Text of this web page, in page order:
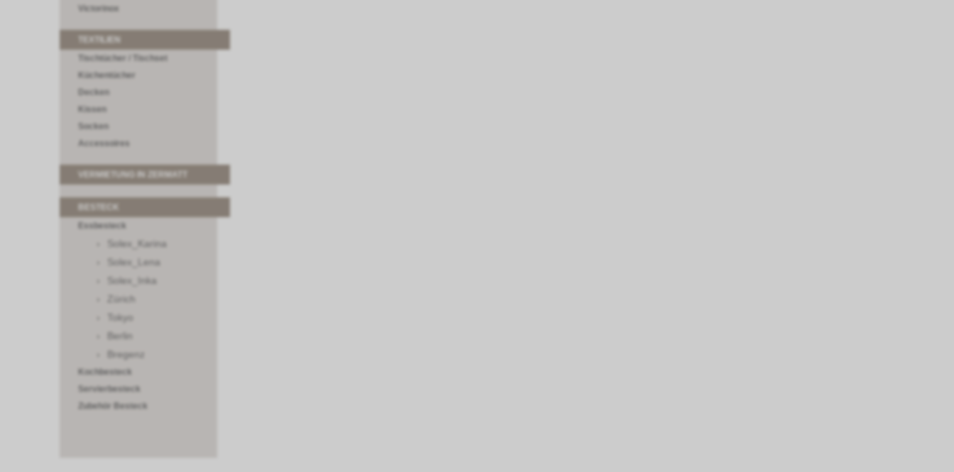
Victorinox
Tischtücher / Tischset
Küchentücher
Decken
Kissen
Socken
Accessoires
VERMIETUNG IN ZERMATT
Essbesteck
Solex_Karina
Solex_Lena
Solex_Inka
Zürich
Tokyo
Berlin
Bregenz
Kochbesteck
Servierbesteck
Zubehör Besteck